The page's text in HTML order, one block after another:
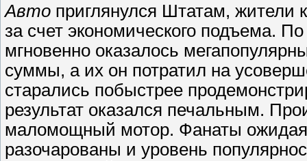
Авто приглянулся Штатам, жители
за счет экономического подъема.
мгновенно оказалось
суммы, а их он потратил на
старались побыстрее
результат оказался печальным.
маломощный мотор. Фанаты ожидая
разочарованы и уровень